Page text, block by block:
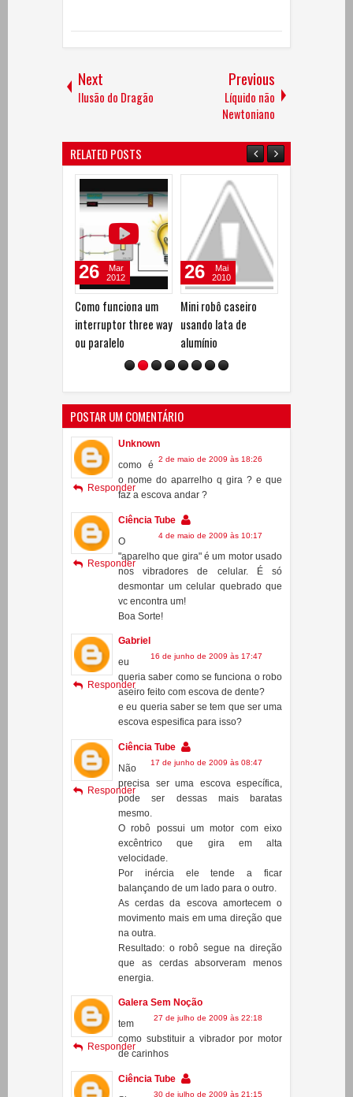
Next
Ilusão do Dragão
Previous
Líquido não
Newtoniano
RELATED POSTS
Mini robô caseiro
usando lata de
alumínio
26
Mai
2010
Experiência de Física
para feira de
ciências: Reflexão
total da luz e fibra
21
Nov
2009
POSTAR UM COMENTÁRIO
Unknown
2 de maio de 2009 às 18:26
como é
o nome do aparrelho q gira ? e que
faz a escova andar ?
Responder
Ciência Tube
4 de maio de 2009 às 10:17
O
"aparelho que gira" é um motor usado
nos vibradores de celular. É só
desmontar um celular quebrado que
vc encontra um!
Boa Sorte!
Responder
Gabriel
16 de junho de 2009 às 17:47
eu
queria saber como se funciona o robo
aseiro feito com escova de dente?
e eu queria saber se tem que ser uma
escova espesifica para isso?
Responder
Ciência Tube
17 de junho de 2009 às 08:47
Não
precisa ser uma escova específica,
pode ser dessas mais baratas
mesmo.
O robô possui um motor com eixo
excêntrico que gira em alta
velocidade.
Por inércia ele tende a ficar
balançando de um lado para o outro.
As cerdas da escova amortecem o
movimento mais em uma direção que
na outra.
Resultado: o robô segue na direção
que as cerdas absorveram menos
Responder
Galera Sem Noção
27 de julho de 2009 às 22:18
tem
como substituir a vibrador por motor
de carinhos
Responder